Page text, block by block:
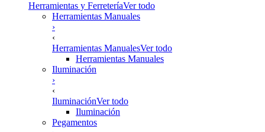
Herramientas y FerreteríaVer todo
Herramientas Manuales
›
‹
Herramientas ManualesVer todo
Herramientas Manuales
Iluminación
›
‹
IluminaciónVer todo
Iluminación
Pegamentos